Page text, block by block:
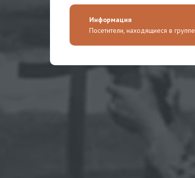
Информация
Посетители, находящиеся в группе